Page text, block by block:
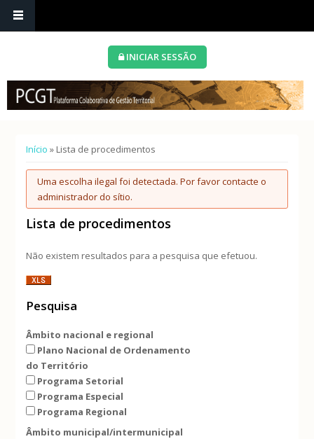
INICIAR SESSÃO
Está aqui
Início » Lista de procedimentos
Mensagem de erro
Uma escolha ilegal foi detectada. Por favor contacte o
administrador do sítio.
Lista de procedimentos
Não existem resultados para a pesquisa que efetuou.
Pesquisa
Âmbito nacional e regional
Plano Nacional de Ordenamento
do Território
Programa Setorial
Programa Especial
Programa Regional
Âmbito municipal/intermunicipal